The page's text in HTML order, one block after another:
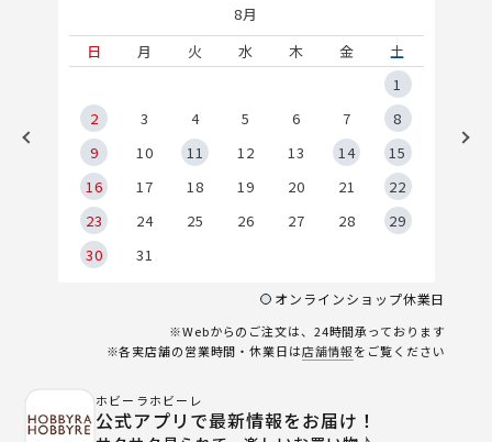
8月
日
月 火 水 木 金
土
1
2
3 4 5 6 7
8
9
10 11 12 13 14
15
16
17 18 19 20 21
22
23
24 25 26 27 28
29
30
31
オンラインショップ休業日
※Webからのご注文は、24時間承っております
※各実店舗の営業時間・休業日は店舗情報をご覧ください
ホビーラホビーレ
公式アプリで最新情報をお届け！